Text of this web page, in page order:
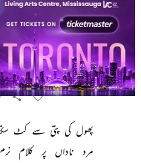
انداز بیاں گرچہ بہت
شاید کہ اتر جائے ترے
علامہ
پھول کی پتی سے کٹ
مرد
ناداں پر کلام نرم